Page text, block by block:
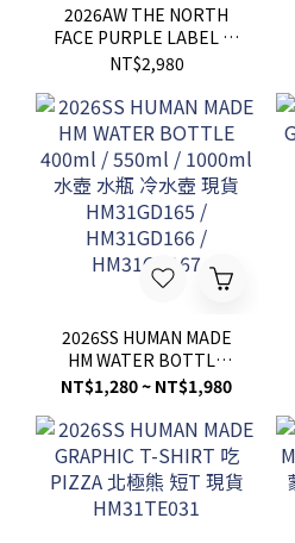
2026AW THE NORTH
FACE PURPLE LABEL 紫
標 Field Small Shoulder
Bag 側背包 肩背包 現貨
N25FU078
NT$2,980
2026SS HUMAN MADE
HM WATER BOTTLE
400ml / 550ml / 1000ml
HM31GD165 /
HM31GD166 /
HM31GD167
NT$1,280 ~ NT$1,980